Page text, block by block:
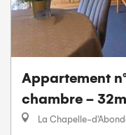
Appartement
chambre -
La Chapelle-